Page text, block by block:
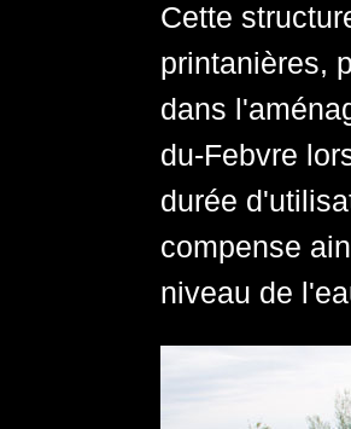
Cette
printanières,
dans
du-Febvre
durée
compense
niveau de